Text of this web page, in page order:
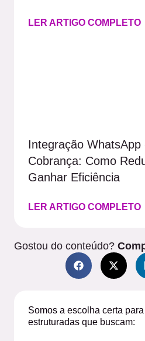
LER ARTIGO COMPLETO
Integração
Cobrança: Como
Ganhar Eficiência
LER ARTIGO COMPLETO
Gostou do conteúdo?
Somos a escolha certa
estruturadas que buscam: